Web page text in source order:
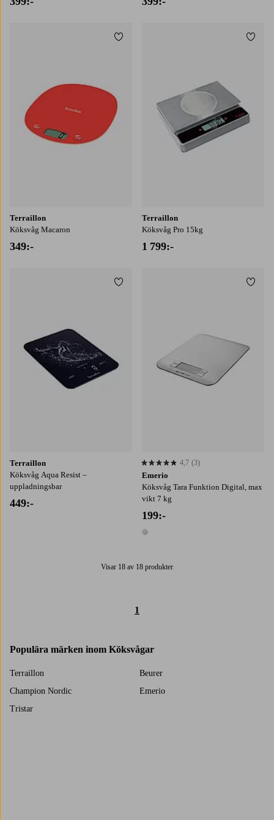
Terraillon
Köksvåg Macaron
349:-
Lägg till i favoriter
Terraillon
Köksvåg Pro 15kg
1 799:-
Terraillon
Köksvåg Aqua Resist –
uppladningsbar
449:-
Lägg till i favoriter
Emerio
Köksvåg Tara Funktion Digital, max
vikt 7 kg
199:-
1 färg
4,7 baserat på 3 st betyg
4,7 (3)
Visar 18 av 18 produkter
1
Populära märken inom Köksvågar
Terraillon
Beurer
Champion Nordic
Emerio
Tristar